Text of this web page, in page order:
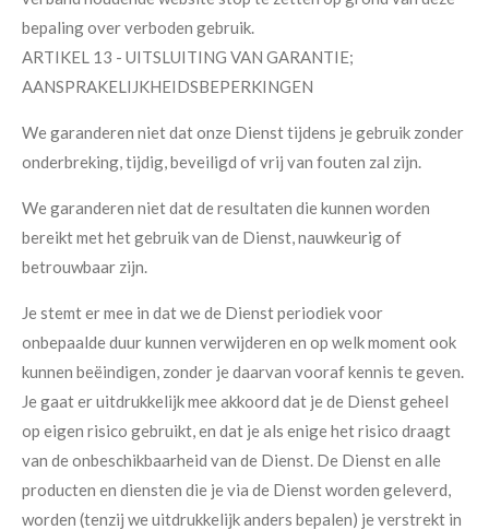
bepaling over verboden gebruik.
ARTIKEL 13 - UITSLUITING VAN GARANTIE;
AANSPRAKELIJKHEIDSBEPERKINGEN
We garanderen niet dat onze Dienst tijdens je gebruik zonder
onderbreking, tijdig, beveiligd of vrij van fouten zal zijn.
We garanderen niet dat de resultaten die kunnen worden
bereikt met het gebruik van de Dienst, nauwkeurig of
betrouwbaar zijn.
Je stemt er mee in dat we de Dienst periodiek voor
onbepaalde duur kunnen verwijderen en op welk moment ook
kunnen beëindigen, zonder je daarvan vooraf kennis te geven.
Je gaat er uitdrukkelijk mee akkoord dat je de Dienst geheel
op eigen risico gebruikt, en dat je als enige het risico draagt
van de onbeschikbaarheid van de Dienst. De Dienst en alle
producten en diensten die je via de Dienst worden geleverd,
worden (tenzij we uitdrukkelijk anders bepalen) je verstrekt in